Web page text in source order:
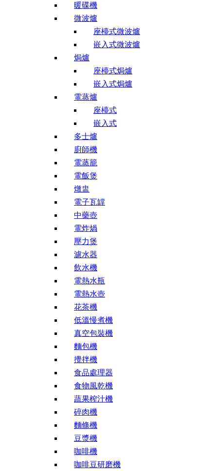
暖碟機
微波爐
座檯式微波爐
嵌入式微波爐
焗爐
座檯式焗爐
嵌入式焗爐
電蒸爐
座檯式
嵌入式
多士爐
廚師機
電蒸籠
電飯煲
燉盅
電子瓦罉
中藥壺
電炸煱
壓力煲
濾水器
飲水機
電熱水瓶
電熱水壺
花茶機
低溫慢煮機
真空包裝機
麵包機
攪拌機
食品處理器
食物風乾機
蔬果榨汁機
碎肉機
麵條機
豆漿機
咖啡機
咖啡豆研磨機